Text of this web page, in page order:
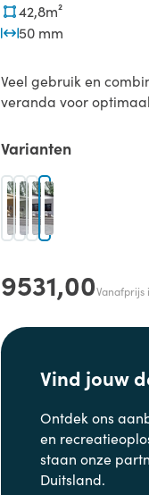
42,8m²
50 mm
Veel gebruik en
veranda voor
Varianten
9531,00Vanafprijs
Vind jouw
Ontdek ons
en
staan onze
Duitsland.